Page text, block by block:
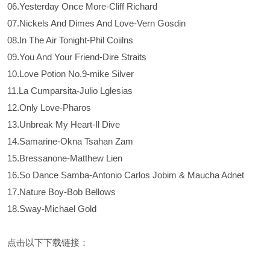
06.Yesterday Once More-Cliff Richard
07.Nickels And Dimes And Love-Vern Gosdin
08.In The Air Tonight-Phil Coiilns
09.You And Your Friend-Dire Straits
10.Love Potion No.9-mike Silver
11.La Cumparsita-Julio Lglesias
12.Only Love-Pharos
13.Unbreak My Heart-Il Dive
14.Samarine-Okna Tsahan Zam
15.Bressanone-Matthew Lien
16.So Dance Samba-Antonio Carlos Jobim & Maucha Adnet
17.Nature Boy-Bob Bellows
18.Sway-Michael Gold
点击以下下载链接：